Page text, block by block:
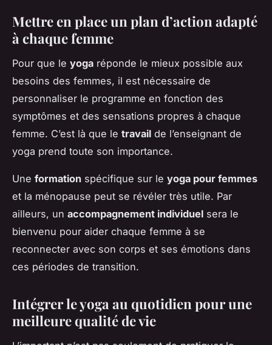
Mettre en place un plan d’action adapté
à chaque femme
Pour que le yoga réponde le mieux possible aux
besoins des femmes, il est nécessaire de
personnaliser le programme en fonction des
symptômes et des sensations propres à chaque
femme. C’est là que le travail de l’enseignant de
yoga prend toute son importance.
Une formation spécifique sur le yoga pour femmes
et la ménopause peut se révéler très utile. Par
ailleurs, un accompagnement individuel sera le
bienvenu pour aider chaque femme à se
reconnecter avec son corps et ses émotions dans
ces périodes de transition.
Intégrer le yoga au quotidien pour une
meilleure qualité de vie